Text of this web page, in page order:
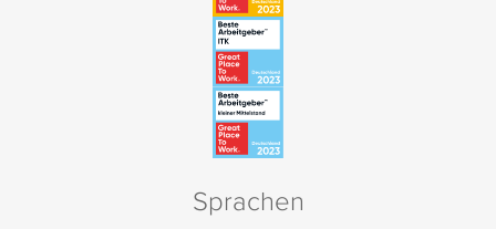
Sprachen